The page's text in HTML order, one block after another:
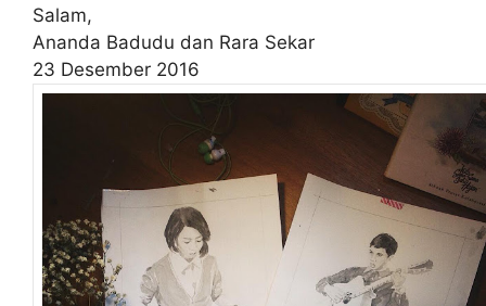
Salam,
Ananda Badudu dan Rara Sekar
23 Desember 2016